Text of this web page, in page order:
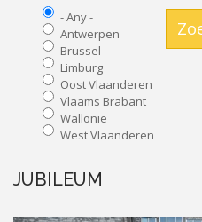
- Any -
Antwerpen
Brussel
Limburg
Oost Vlaanderen
Vlaams Brabant
Wallonie
West Vlaanderen
JUBILEUM